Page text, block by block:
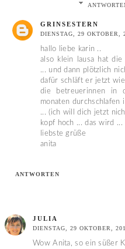
GRINSESTERN
DIENSTAG, 29 OKTOBER,
hallo liebe karin ..
also klein lausa hat
... und dann plötzlich
dafür schläft er jetzt
die betreuerinnen in
monaten
... (ich will dich jetzt
kopf hoch ... das wird ...
liebste grüße
anita
ANTWORTEN
JULIA
DIENSTAG, 29 OKTOBER,
Wow Anita, so ein süßer